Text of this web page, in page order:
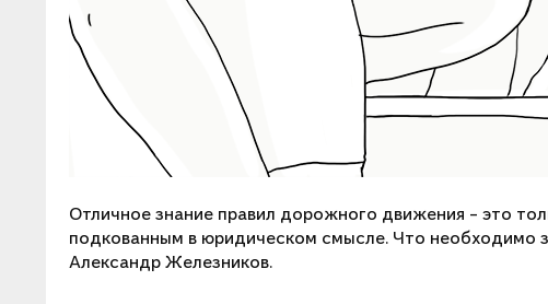
Отличное знание правил дорожного движения – это
подкованным в юридическом смысле. Что необходимо
Александр Железников.